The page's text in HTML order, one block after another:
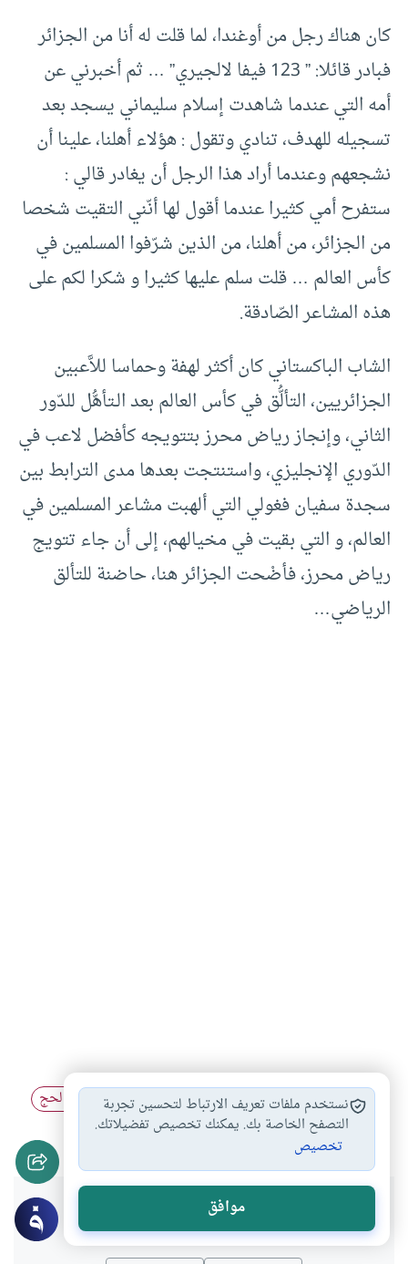
كان هناك رجل من أوغندا، لما قلت له أنا من الجزائر
فبادر قائلا: ” 123 فيفا لالجيري” … ثم أخبرني عن
أمه التي عندما شاهدت إسلام سليماني يسجد بعد
تسجيله للهدف، تنادي وتقول : هؤلاء أهلنا، علينا أن
نشجعهم وعندما أراد هذا الرجل أن يغادر قالي :
ستفرح أمي كثيرا عندما أقول لها أنّني التقيت شخصا
من الجزائر، من أهلنا، من الذين شرّفوا المسلمين في
كأس العالم … قلت سلم عليها كثيرا و شكرا لكم على
هذه المشاعر الصّادقة.
الشاب الباكستاني كان أكثر لهفة وحماسا للاَّعبين
الجزائريين، التألُّق في كأس العالم بعد الـتأهُّل للدّور
الثاني، وإنجاز رياض محرز بتتويجه كأفضل لاعب في
الدّوري الإنجليزي، واستنتجت بعدها مدى الترابط بين
سجدة سفيان فغولي التي ألهبت مشاعر المسلمين في
العالم، و التي بقيت في مخيالهم، إلى أن جاء تتويج
رياض محرز، فأضْحت الجزائر هنا، حاضنة للتألق
الرياضي…
موسم الحج #الحج والعمرة # مناسك الحج # فلسفة الحج
الحج
هل انتفعت بهذا المحتوى؟
نستخدم ملفات تعريف الارتباط لتحسين تجربة
التصفح الخاصة بك. يمكنك تخصيص تفضيلاتك.
تخصيص
موافق